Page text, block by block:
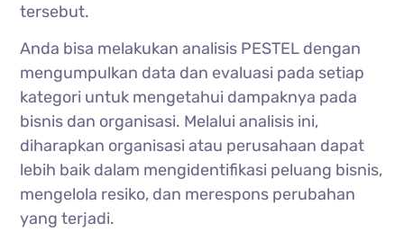
tersebut.
Anda bisa melakukan analisis PESTEL dengan
mengumpulkan data dan evaluasi pada setiap
kategori untuk mengetahui dampaknya pada
bisnis dan organisasi. Melalui analisis ini,
diharapkan organisasi atau perusahaan dapat
lebih baik dalam mengidentifikasi peluang bisnis,
mengelola resiko, dan merespons perubahan
yang terjadi.